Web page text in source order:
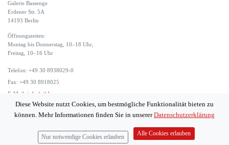
Galerie Bassenge
Erdener Str. 5A
14193 Berlin
Öffnungszeiten:
Montag bis Donnerstag, 10–18 Uhr,
Freitag, 10–16 Uhr
Telefon: +49 30 8938029-0
Fax: +49 30 8918025
E-Mail: info (at) bassenge.com
Diese Website nutzt Cookies, um bestmögliche Funktionalität bieten zu
können. Mehr Informationen finden Sie in unsererDatenschutzerklärung
Nur notwendige Cookies erlauben
Alle Cookies erlauben